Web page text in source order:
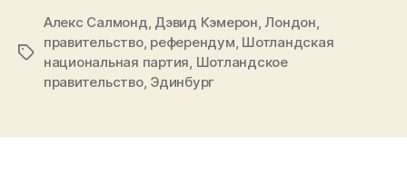
пройти
референдум
Tags
Алекс Салмонд Дэвид Кэмерон Лондон
правительство, референдум Шотландская
национальная партия Шотландское
правительство, Эдинбург